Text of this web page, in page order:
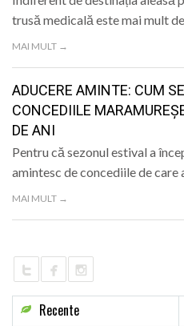
SPECIAL
POLITIC
LIFE
trusă medicală este mai mult
MAI MULT →
ADUCERE AMINTE: CUM
CONCEDIILE
DE ANI
Pentru că sezonul estival a
amintesc de concediile de care
MAI MULT →
Recente